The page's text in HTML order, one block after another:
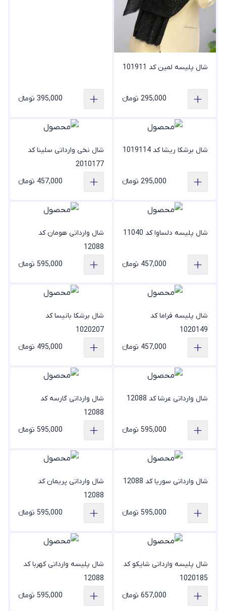
شال پلیسه لمین کد 101911
295,000 تومانء 395,000 تومانء
شال برشکا ریشا کد 1019114
295,000 تومانء
شال نخی وارداتی سلینا کد
2010177
457,000 تومانء
شال پلیسه دلساوا کد 11040
457,000 تومانء
شال وارداتی هومان کد
12088
595,000 تومانء
شال پلیسه فراما کد
1020149
457,000 تومانء
شال برشکا بانیسا کد
1020207
495,000 تومانء
شال وارداتی عرشا کد 12088
595,000 تومانء
شال وارداتی گارسه کد
12088
595,000 تومانء
شال وارداتی سوریا کد 12088
595,000 تومانء
شال وارداتی پریمان کد
12088
595,000 تومانء
شال پلیسه وارداتی شایکو کد
1020185
657,000 تومانء
شال پلیسه وارداتی کهربا کد
12088
595,000 تومانء